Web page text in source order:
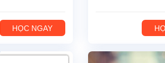
HỌC NGAY